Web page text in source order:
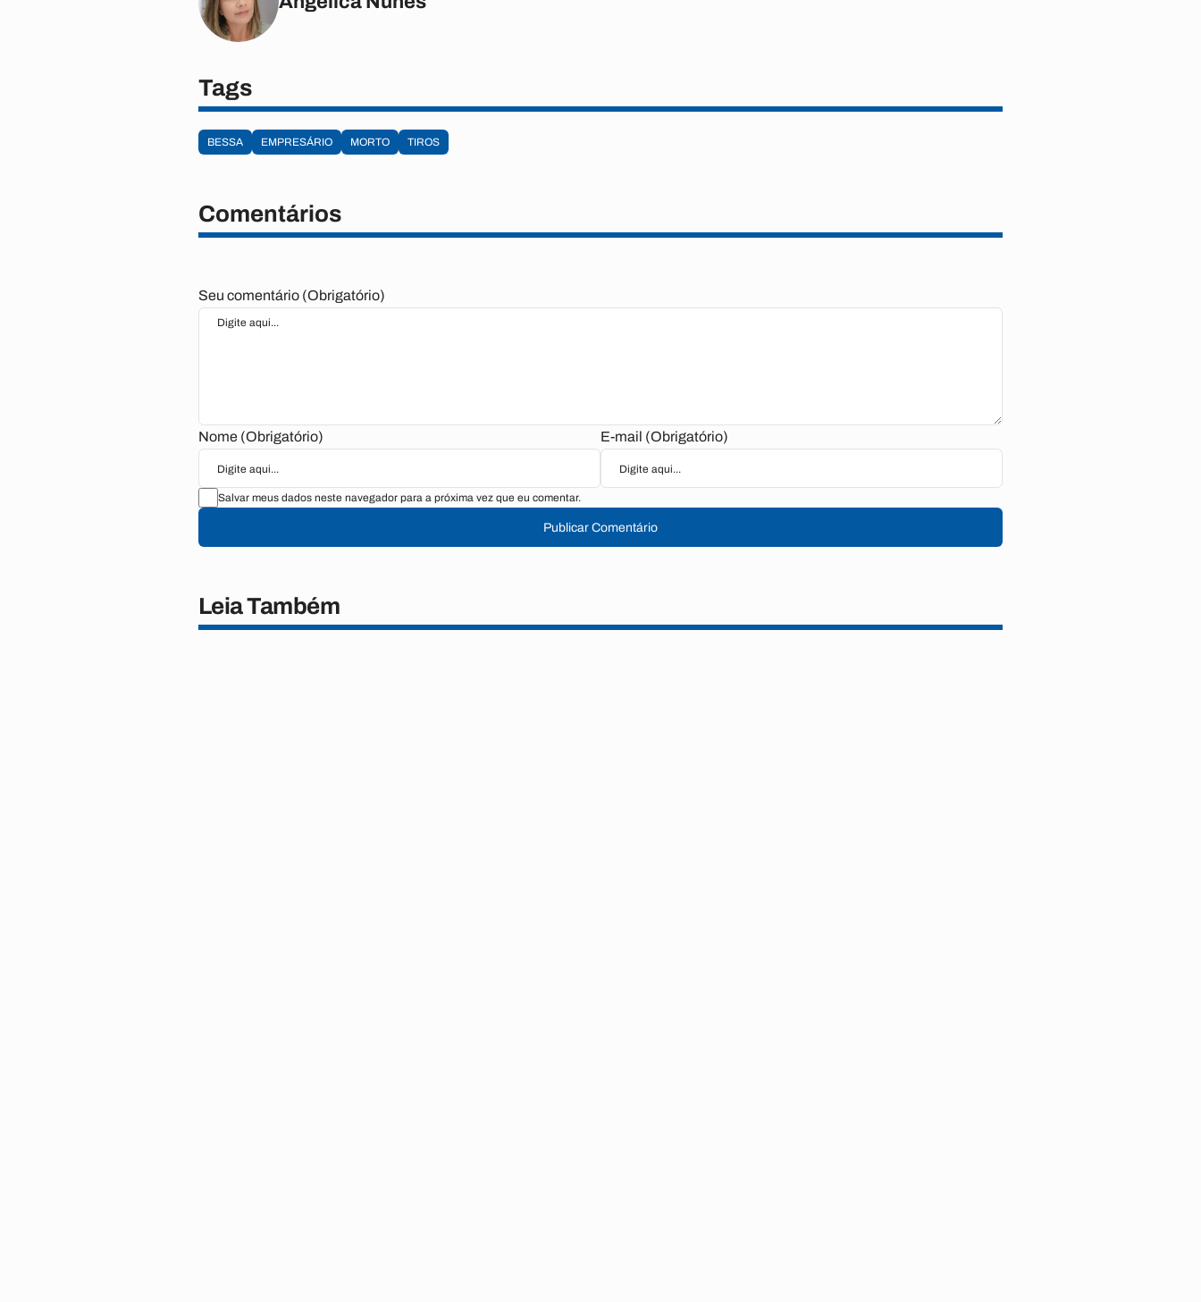
Tags
BESSA EMPRESÁRIO MORTO TIROS
Comentários
Seu comentário (Obrigatório)
Nome (Obrigatório) E-mail (Obrigatório)
Salvar meus dados neste navegador para a próxima vez que eu comentar.
Publicar Comentário
Leia Também